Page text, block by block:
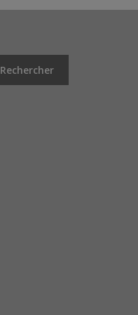
Rechercher